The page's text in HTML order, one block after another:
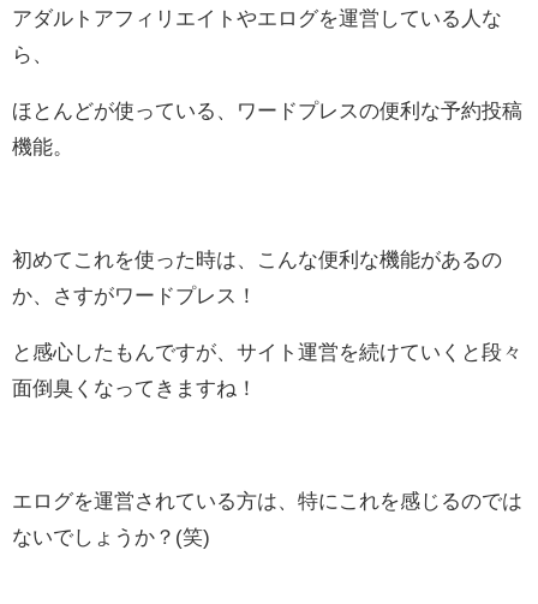
アダルトアフィリエイトやエログを運営している人な
ら、
ほとんどが使っている、ワードプレスの便利な予約投稿
機能。
初めてこれを使った時は、こんな便利な機能があるの
か、さすがワードプレス！
と感心したもんですが、サイト運営を続けていくと段々
面倒臭くなってきますね！
エログを運営されている方は、特にこれを感じるのでは
ないでしょうか？(笑)